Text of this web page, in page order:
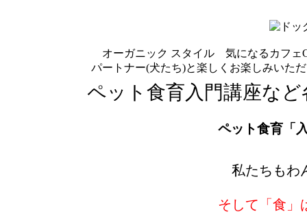
オーガニック スタイル 気になるカフェ
パートナー(犬たち)と楽しくお楽しみいた
ペット食育入門講座など
ペット食育「
私たちもわ
そして「食」